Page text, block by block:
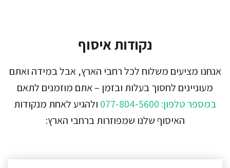
נקודות איסוף
אנחנו מציעים משלוח לכל רחבי הארץ, אבל במידה ואתם
מעוניינים לחסוך בעלות ובזמן – אתם מוזמנים לתאם
במספר טלפון: 077-804-5600
ולהגיע לאחת מנקודות
האיסוף שלנו שמפוזרות ברחבי הארץ: